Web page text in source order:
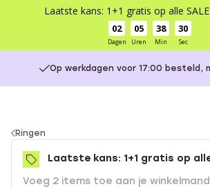
Laatste kans: 1+1 gratis op alle
02
Dagen
05
Uren
38
Min
29
Sec
Op werkdagen voor 17:00 besteld,
You
are
here:
Ringen
Laatste kans: 1+1 gratis op
Voeg 2 items toe aan je